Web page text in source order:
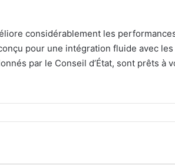
considérablement les
pour une intégration fluide avec
par le Conseil d’État, sont prêts à